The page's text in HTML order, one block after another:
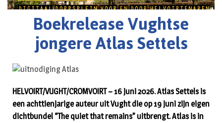
Boekrelease Vughtse
jongere Atlas Settels
HELVOIRT/VUGHT/CROMVOIRT – 16 juni 2026. Atlas Settels is
een achttienjarige auteur uit Vught die op 19 juni zijn eigen
dichtbundel “The quiet that remains” uitbrengt. Atlas is in